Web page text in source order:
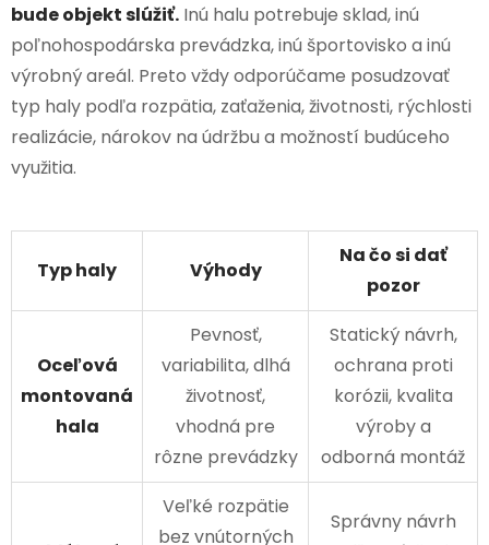
bude objekt slúžiť. Inú halu potrebuje sklad, inú
poľnohospodárska prevádzka, inú športovisko a inú
výrobný areál. Preto vždy odporúčame posudzovať
typ haly podľa rozpätia, zaťaženia, životnosti, rýchlosti
realizácie, nárokov na údržbu a možností budúceho
využitia.
Typ haly Výhody
Na čo si dať
pozor
Oceľová
montovaná
hala
Pevnosť,
variabilita, dlhá
životnosť,
vhodná pre
rôzne prevádzky
Statický návrh,
ochrana proti
korózii, kvalita
výroby a
odborná montáž
Veľké rozpätie
bez vnútorných
Správny návrh